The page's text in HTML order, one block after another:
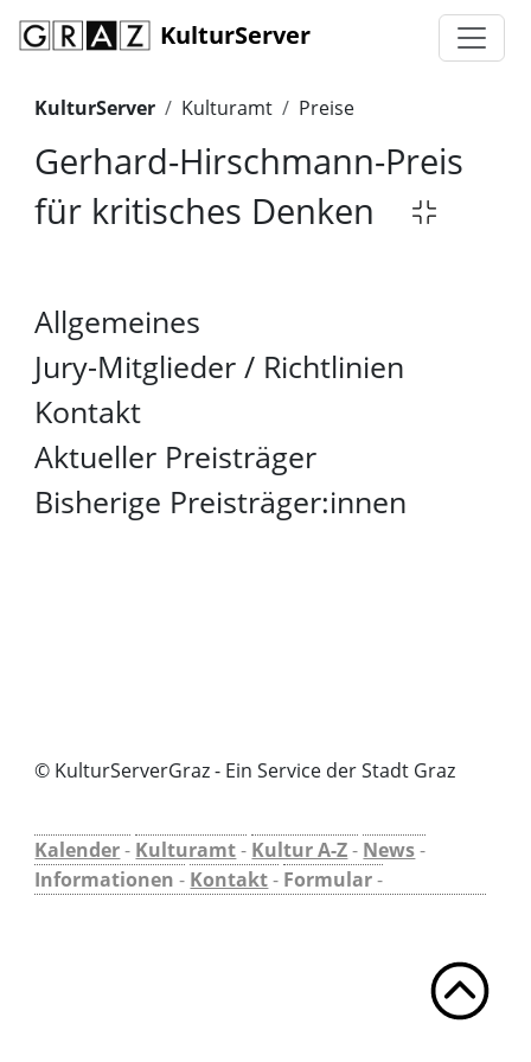
KulturServer
KulturServer Kulturamt Preise
Gerhard-Hirschmann-Preis
für kritisches Denken
Allgemeines
Jury-Mitglieder / Richtlinien
Kontakt
Aktueller Preisträger
Bisherige Preisträger:innen
© KulturServerGraz - Ein Service der Stadt Graz
Kalender- Kulturamt- Kultur A-Z- News-
Informationen - Kontakt- Formular-